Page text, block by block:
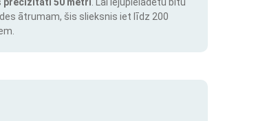
ātrumam, šis slieksnis iet līdz 200